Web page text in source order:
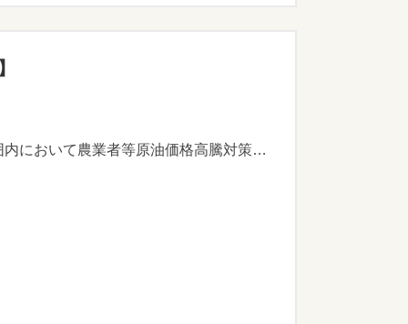
原油価格及び物価高騰により更なる経済的な影響を受けている農林漁業者等を支援するため、予算の範囲内において農業者等原油価格高騰対策支援金を支給し、農林漁業者等の負担を軽減することを目的としています。